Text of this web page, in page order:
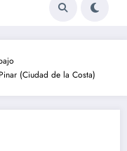
(Ciudad de la Costa)